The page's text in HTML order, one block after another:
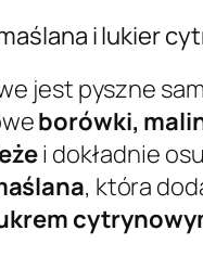
i lukier
jest pyszne
borówki,
i dokładnie
, która